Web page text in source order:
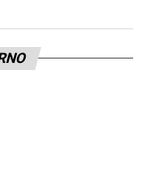
possono
sfortuna. I